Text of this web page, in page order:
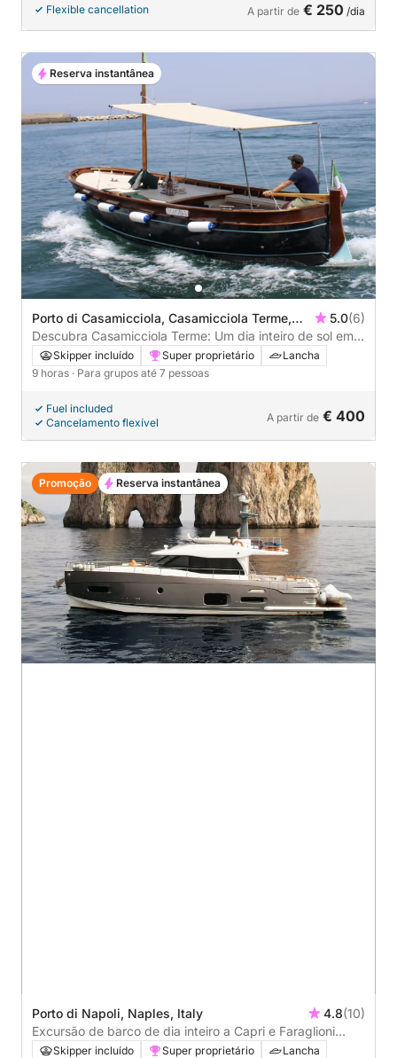
Flexible cancellation A partir de € 250 /dia
Porto di Casamicciola, Casamicciola Terme,
Italy
5.0(6)
Descubra Casamicciola Terme: Um dia inteiro de sol em
uma lancha.
Skipper incluído Super proprietário
Lancha
9 horas · Para grupos até 7 pessoas
Fuel included
Cancelamento flexível
A partir de € 400
Reserva instantânea
Porto di Napoli, Naples, Italy 4.8(10)
Excursão de barco de dia inteiro a Capri e Faraglioni
saindo de Nápoles
Skipper incluído Super proprietário
Lancha
Promoção Reserva instantânea